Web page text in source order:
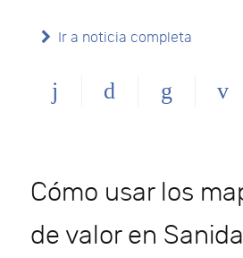
Ir a noticia completa
Cómo usar los
de valor en